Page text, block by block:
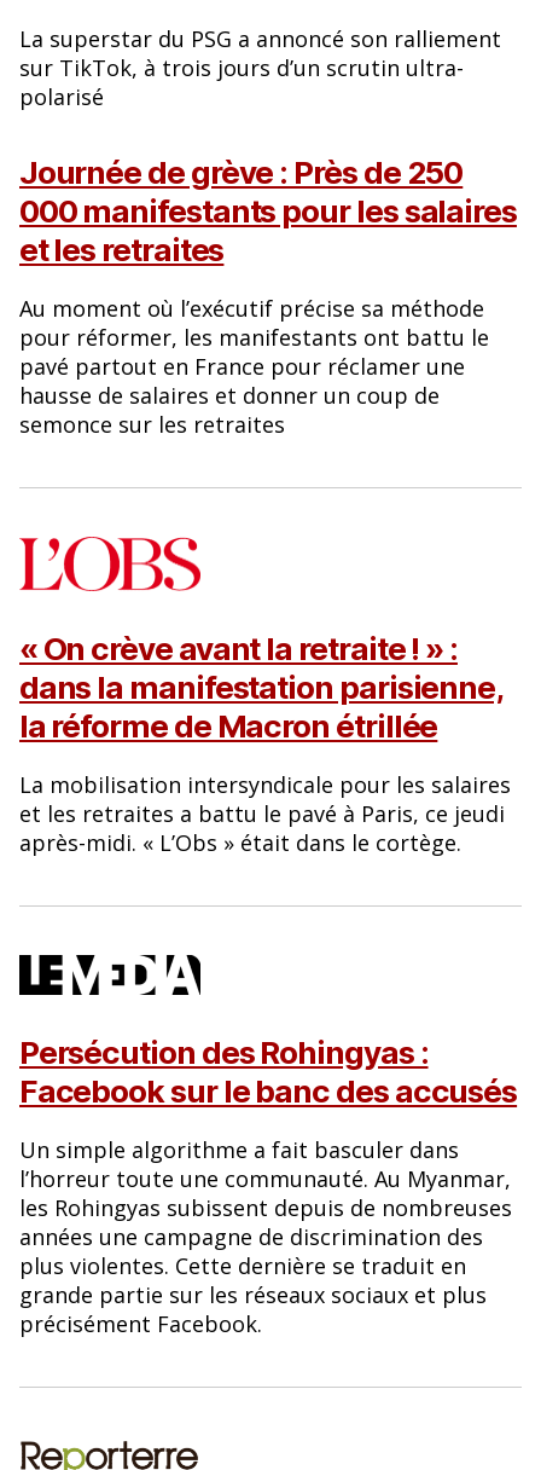
La superstar du PSG a annoncé son ralliement
sur TikTok, à trois jours d’un scrutin ultra-
polarisé
Journée de grève : Près de 250
000 manifestants pour les salaires
et les retraites
Au moment où l’exécutif précise sa méthode
pour réformer, les manifestants ont battu le
pavé partout en France pour réclamer une
hausse de salaires et donner un coup de
semonce sur les retraites
« On crève avant la retraite ! » :
dans la manifestation parisienne,
la réforme de Macron étrillée
La mobilisation intersyndicale pour les salaires
et les retraites a battu le pavé à Paris, ce jeudi
après-midi. « L’Obs » était dans le cortège.
Persécution des Rohingyas :
Facebook sur le banc des accusés
Un simple algorithme a fait basculer dans
l’horreur toute une communauté. Au Myanmar,
les Rohingyas subissent depuis de nombreuses
années une campagne de discrimination des
plus violentes. Cette dernière se traduit en
grande partie sur les réseaux sociaux et plus
précisément Facebook.